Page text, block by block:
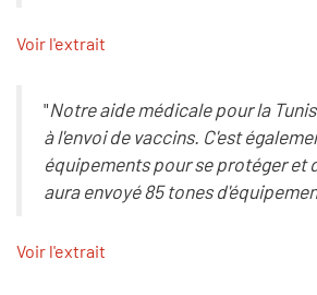
Voir l'extrait
"Notre aide médicale pour la
à l'envoi de vaccins. C'est
équipements pour se protéger et
aura envoyé 85 tones
Voir l'extrait